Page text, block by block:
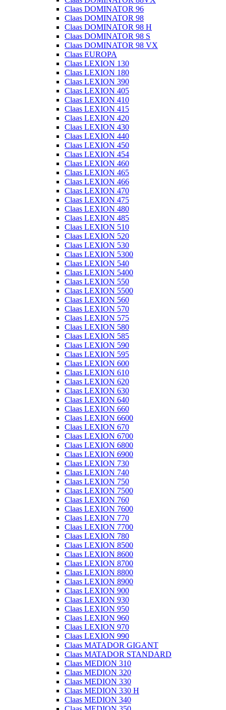
Claas DOMINATOR 96
Claas DOMINATOR 98
Claas DOMINATOR 98 H
Claas DOMINATOR 98 S
Claas DOMINATOR 98 VX
Claas EUROPA
Claas LEXION 130
Claas LEXION 180
Claas LEXION 390
Claas LEXION 405
Claas LEXION 410
Claas LEXION 415
Claas LEXION 420
Claas LEXION 430
Claas LEXION 440
Claas LEXION 450
Claas LEXION 454
Claas LEXION 460
Claas LEXION 465
Claas LEXION 466
Claas LEXION 470
Claas LEXION 475
Claas LEXION 480
Claas LEXION 485
Claas LEXION 510
Claas LEXION 520
Claas LEXION 530
Claas LEXION 5300
Claas LEXION 540
Claas LEXION 5400
Claas LEXION 550
Claas LEXION 5500
Claas LEXION 560
Claas LEXION 570
Claas LEXION 575
Claas LEXION 580
Claas LEXION 585
Claas LEXION 590
Claas LEXION 595
Claas LEXION 600
Claas LEXION 610
Claas LEXION 620
Claas LEXION 630
Claas LEXION 640
Claas LEXION 660
Claas LEXION 6600
Claas LEXION 670
Claas LEXION 6700
Claas LEXION 6800
Claas LEXION 6900
Claas LEXION 730
Claas LEXION 740
Claas LEXION 750
Claas LEXION 7500
Claas LEXION 760
Claas LEXION 7600
Claas LEXION 770
Claas LEXION 7700
Claas LEXION 780
Claas LEXION 8500
Claas LEXION 8600
Claas LEXION 8700
Claas LEXION 8800
Claas LEXION 8900
Claas LEXION 900
Claas LEXION 930
Claas LEXION 950
Claas LEXION 960
Claas LEXION 970
Claas LEXION 990
Claas MATADOR GIGANT
Claas MATADOR STANDARD
Claas MEDION 310
Claas MEDION 320
Claas MEDION 330
Claas MEDION 330 H
Claas MEDION 340